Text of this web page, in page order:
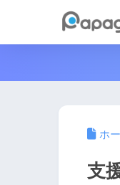
ホ
支